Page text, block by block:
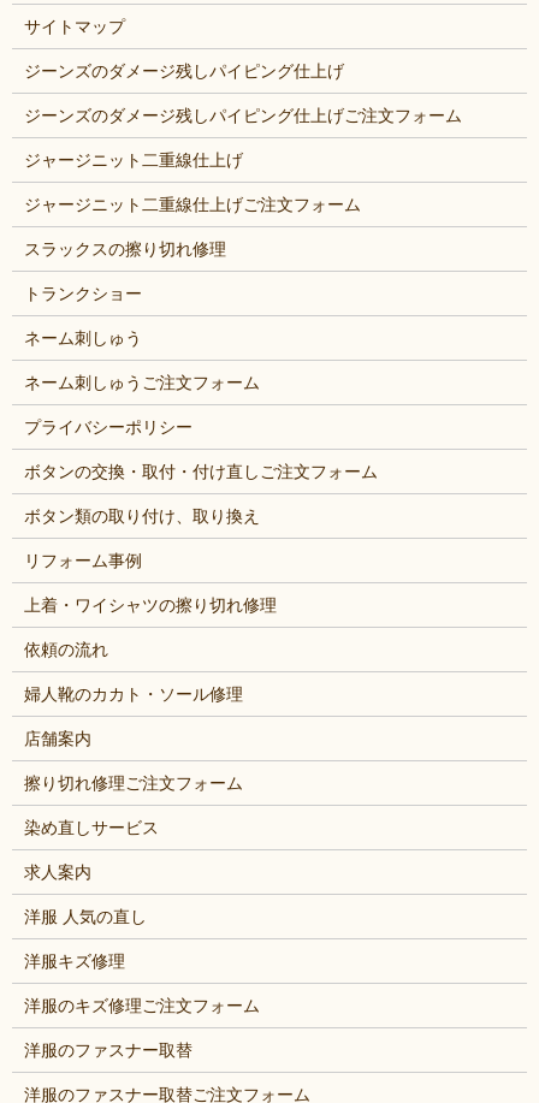
サイトマップ
ジーンズのダメージ残しパイピング仕上げ
ジーンズのダメージ残しパイピング仕上げご注文フォーム
ジャージニット二重線仕上げ
ジャージニット二重線仕上げご注文フォーム
スラックスの擦り切れ修理
トランクショー
ネーム刺しゅう
ネーム刺しゅうご注文フォーム
プライバシーポリシー
ボタンの交換・取付・付け直しご注文フォーム
ボタン類の取り付け、取り換え
リフォーム事例
上着・ワイシャツの擦り切れ修理
依頼の流れ
婦人靴のカカト・ソール修理
店舗案内
擦り切れ修理ご注文フォーム
染め直しサービス
求人案内
洋服 人気の直し
洋服キズ修理
洋服のキズ修理ご注文フォーム
洋服のファスナー取替
洋服のファスナー取替ご注文フォーム